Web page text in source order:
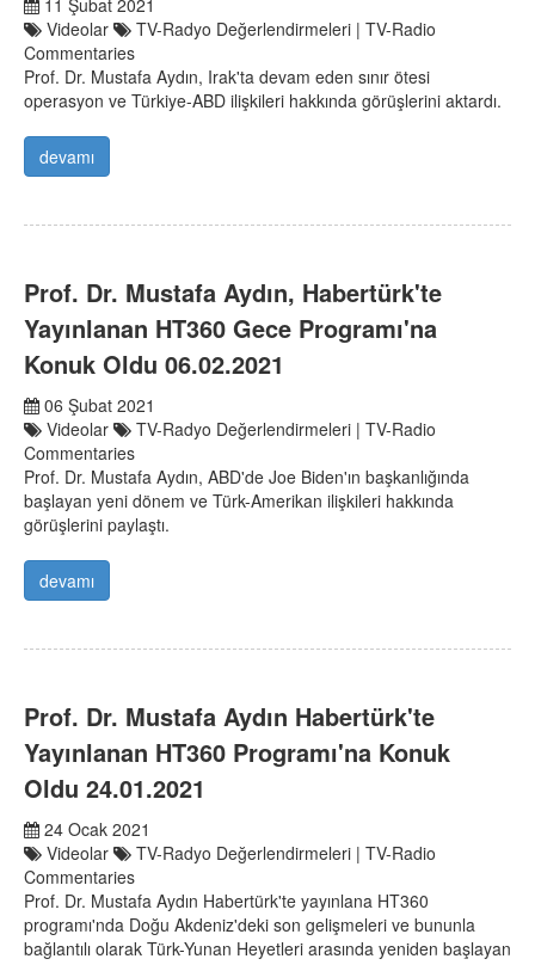
11 Şubat 2021
Videolar
TV-Radyo Değerlendirmeleri | TV-Radio
Commentaries
Prof. Dr. Mustafa Aydın, Irak'ta devam eden sınır ötesi
operasyon ve Türkiye-ABD ilişkileri hakkında görüşlerini aktardı.
devamı
Prof. Dr. Mustafa Aydın, Habertürk'te
Yayınlanan HT360 Gece Programı'na
Konuk Oldu 06.02.2021
06 Şubat 2021
Videolar
TV-Radyo Değerlendirmeleri | TV-Radio
Commentaries
Prof. Dr. Mustafa Aydın, ABD'de Joe Biden'ın başkanlığında
başlayan yeni dönem ve Türk-Amerikan ilişkileri hakkında
görüşlerini paylaştı.
devamı
Prof. Dr. Mustafa Aydın Habertürk'te
Yayınlanan HT360 Programı'na Konuk
Oldu 24.01.2021
24 Ocak 2021
Videolar
TV-Radyo Değerlendirmeleri | TV-Radio
Commentaries
Prof. Dr. Mustafa Aydın Habertürk'te yayınlana HT360
programı'nda Doğu Akdeniz'deki son gelişmeleri ve bununla
bağlantılı olarak Türk-Yunan Heyetleri arasında yeniden başlayan